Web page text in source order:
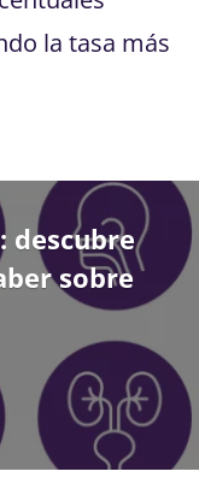
la tasa más
descubre
sobre